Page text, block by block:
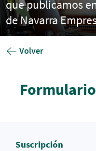
que publicamos
de Navarra
Volver
Suscripción